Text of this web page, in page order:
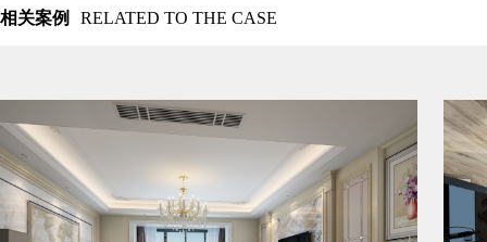
相关案例 RELATED TO THE CASE